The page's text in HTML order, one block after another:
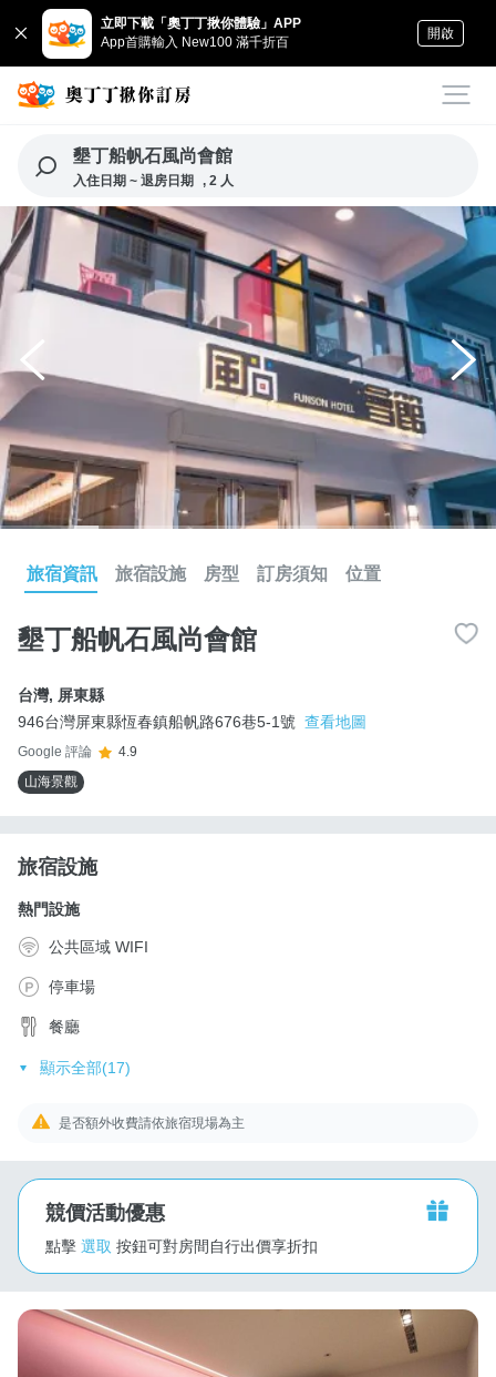
立即下載「奧丁丁揪你體驗」APP
App首購輸入 New100 滿千折百
開啟
墾丁船帆石風尚會館
入住日期 ~ 退房日期 , 2 人
旅宿資訊 旅宿設施 房型 訂房須知 位置
墾丁船帆石風尚會館
台灣, 屏東縣
946台灣屏東縣恆春鎮船帆路676巷5-1號 查看地圖
Google 評論
4.9
山海景觀
旅宿設施
熱門設施
公共區域 WIFI
停車場
餐廳
顯示全部(17)
是否額外收費請依旅宿現場為主
競價活動優惠
點擊 選取 按鈕可對房間自行出價享折扣